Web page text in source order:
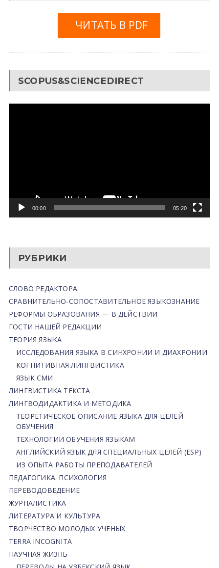
ЧИТАТЬ В PDF
SCOPUS&SCIENCEDIRECT
00:00 05:20
РУБРИКИ
СЛОВО РЕДАКТОРА
СРАВНИТЕЛЬНО-СОПОСТАВИТЕЛЬНОЕ ЯЗЫКОЗНАНИЕ
РЕФОРМЫ ОБРАЗОВАНИЯ — В ДЕЙСТВИИ
ГОСТИ НАШЕЙ РЕДАКЦИИ
ТЕОРИЯ ЯЗЫКА
ИССЛЕДОВАНИЯ ЯЗЫКА В СИНХРОНИИ И ДИАХРОНИИ
КОГНИТИВНАЯ ЛИНГВИСТИКА
ЯЗЫК СМИ
ЛИНГВИСТИКА ТЕКСТА
ЛИНГВОДИДАКТИКА И МЕТОДИКА
ТЕОРЕТИЧЕСКОЕ ОПИСАНИЕ ЯЗЫКА ДЛЯ ЦЕЛЕЙ
ОБУЧЕНИЯ
ТЕХНОЛОГИИ ОБУЧЕНИЯ ЯЗЫКАМ
АНГЛИЙСКИЙ ЯЗЫК ДЛЯ СПЕЦИАЛЬНЫХ ЦЕЛЕЙ (ESP)
ИЗ ОПЫТА РАБОТЫ ПРЕПОДАВАТЕЛЕЙ
ПЕДАГОГИКА. ПСИХОЛОГИЯ
ПЕРЕВОДОВЕДЕНИЕ
ЖУРНАЛИСТИКА
ЛИТЕРАТУРА И КУЛЬТУРА
ТВОРЧЕСТВО МОЛОДЫХ УЧЕНЫХ
TERRA INCOGNITA
НАУЧНАЯ ЖИЗНЬ